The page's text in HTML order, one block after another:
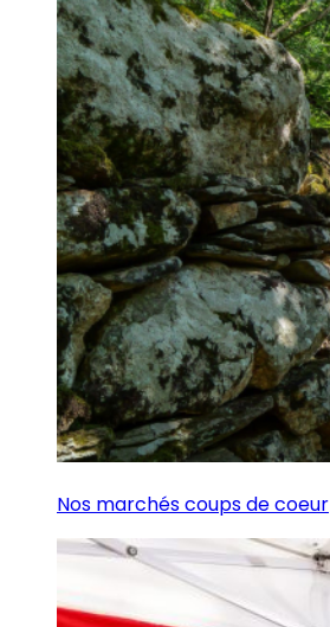
Nos marchés coups de coeur